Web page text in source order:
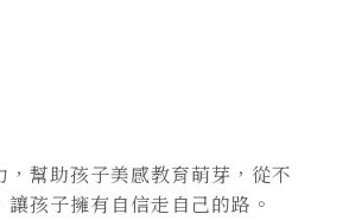
幫助孩子美感教育萌芽，從不
孩子擁有自信走自己的路。